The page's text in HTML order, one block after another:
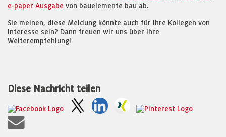
e-paper Ausgabe von bauelemente bau ab.
Sie meinen, diese Meldung könnte auch für Ihre Kollegen von
Interesse sein? Dann freuen wir uns über Ihre
Weiterempfehlung!
Diese Nachricht teilen